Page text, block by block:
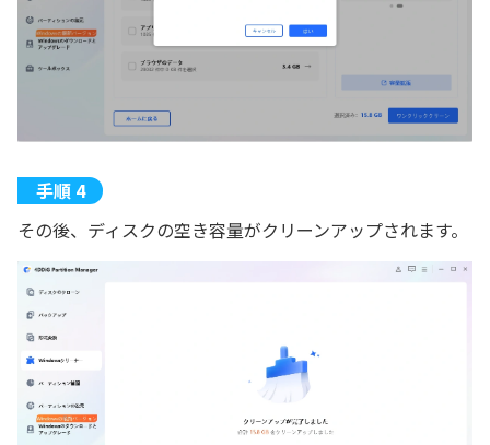
その後、ディスクの空き容量がクリーンアップされます。